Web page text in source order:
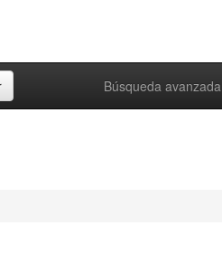
Búsqueda avanzada